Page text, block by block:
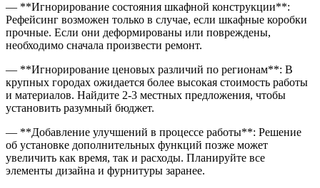
— **Игнорирование состояния шкафной конструкции**:
Рефейсинг возможен только в случае, если шкафные коробки
прочные. Если они деформированы или повреждены,
необходимо сначала произвести ремонт.
— **Игнорирование ценовых различий по регионам**: В
крупных городах ожидается более высокая стоимость работы
и материалов. Найдите 2-3 местных предложения, чтобы
установить разумный бюджет.
— **Добавление улучшений в процессе работы**: Решение
об установке дополнительных функций позже может
увеличить как время, так и расходы. Планируйте все
элементы дизайна и фурнитуры заранее.